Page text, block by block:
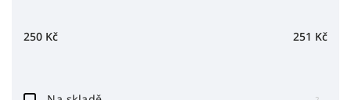
Abecedně
250 Kč 251 Kč